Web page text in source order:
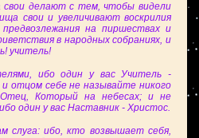
свои делают с тем, чтобы видели
свои и увеличивают воскрилия
на пиршествах и
в народных собраниях, и
учитель!
ибо один у вас Учитель -
отцом себе не называйте никого
Который на небесах; и не
один у вас Наставник - Христос.
слуга: ибо, кто возвышает себя,